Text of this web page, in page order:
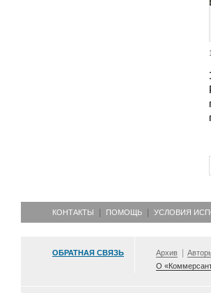
КОНТАКТЫ ПОМОЩЬ УСЛОВИЯ
ОБРАТНАЯ СВЯЗЬ Архив
О